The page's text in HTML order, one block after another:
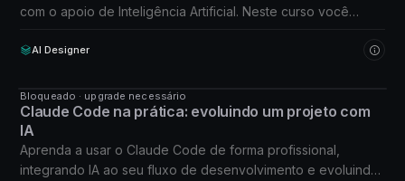
com o apoio de Inteligência Artificial. Neste curso você
AI Designer
CURSO
Bloqueado · upgrade necessário
Claude Code na prática: evoluindo um projeto com
IA
Aprenda a usar o Claude Code de forma profissional,
integrando IA ao seu fluxo de desenvolvimento e evoluindo